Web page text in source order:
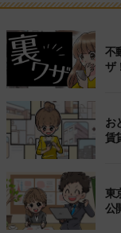
不
ザ
お
賃
東
公